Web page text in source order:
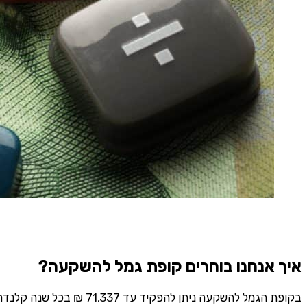
איך אנחנו בוחרים קופת גמל להשקעה?
בקופת הגמל להשקעה
שליחה